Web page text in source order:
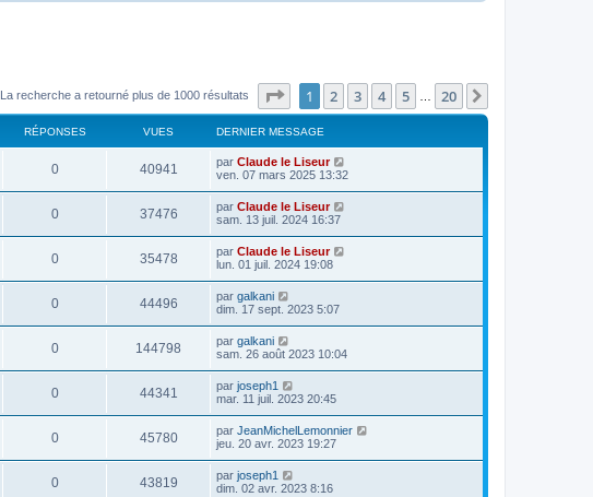
La recherche a retourné plus de 1000 résultats Page sur20
1 2 3 4 5 20
RÉPONSES VUES DERNIER MESSAGE
0 40941 par Claude le Liseur
ven. 07 mars 2025 13:32
0 37476 par Claude le Liseur
sam. 13 juil. 2024 16:37
0 35478 par Claude le Liseur
lun. 01 juil. 2024 19:08
0 44496 par galkani
dim. 17 sept. 2023 5:07
0 144798 par galkani
sam. 26 août 2023 10:04
0 44341 par joseph1
mar. 11 juil. 2023 20:45
0 45780 par JeanMichelLemonnier
jeu. 20 avr. 2023 19:27
0 43819 par joseph1
dim. 02 avr. 2023 8:16